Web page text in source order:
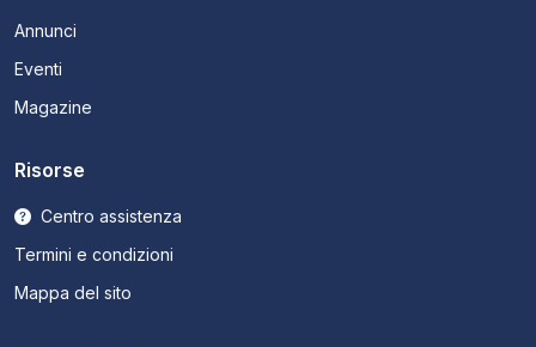
Annunci
Eventi
Magazine
Risorse
Centro assistenza
Termini e condizioni
Mappa del sito